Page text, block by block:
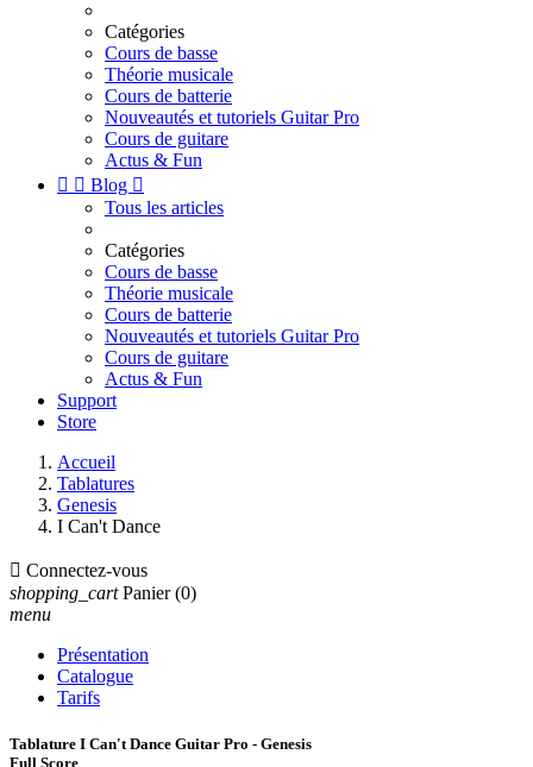
Catégories
Cours de basse
Théorie musicale
Cours de batterie
Nouveautés et tutoriels Guitar Pro
Cours de guitare
Actus & Fun
  Blog 
Tous les articles
Catégories
Cours de basse
Théorie musicale
Cours de batterie
Nouveautés et tutoriels Guitar Pro
Cours de guitare
Actus & Fun
Support
Store
Accueil
Tablatures
Genesis
I Can't Dance
 Connectez-vous
shopping_cart Panier (0)
menu
Présentation
Catalogue
Tarifs
Tablature I Can't Dance Guitar Pro - Genesis
Full Score